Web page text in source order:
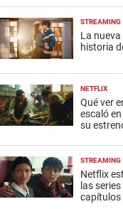
STREAMING
La
historia
NETFLIX
Qué ver
escaló
su
STREAMING
Netflix
las
capítulos